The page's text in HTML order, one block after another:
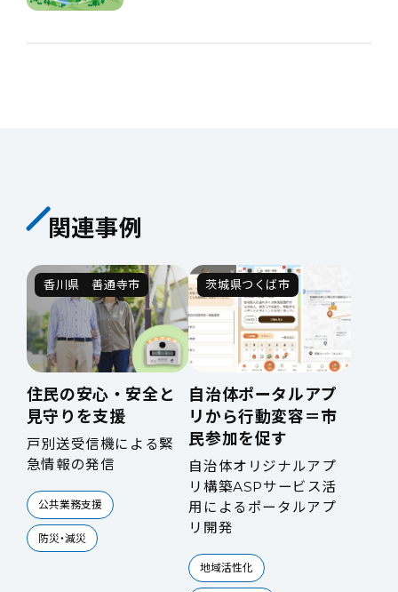
関連事例
香川県 善通寺市
住民の安心・安全と
見守りを支援
戸別送受信機による緊
急情報の発信
公共業務支援
防災・減災
茨城県つくば市
自治体ポータルアプ
リから行動変容＝市
民参加を促す
自治体オリジナルアプ
リ構築ASPサービス活
用によるポータルアプ
リ開発
地域活性化